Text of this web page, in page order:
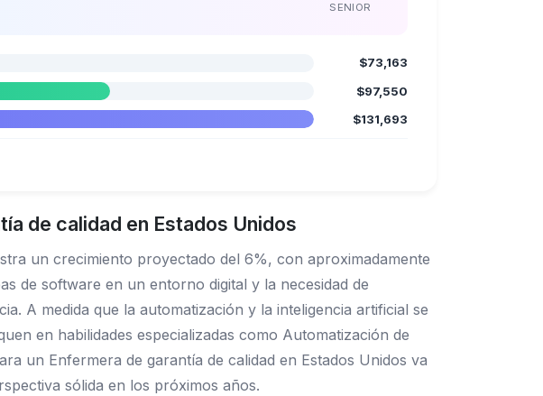
SENIOR
$73,163
$97,550
$131,693
de calidad en Estados Unidos
un crecimiento proyectado del 6%, con aproximadamente
de software en un entorno digital y la necesidad de
A medida que la automatización y la inteligencia artificial se
en habilidades especializadas como Automatización de
un Enfermera de garantía de calidad en Estados Unidos va
sólida en los próximos años.